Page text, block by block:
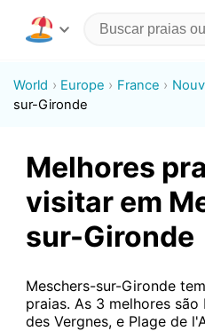
World Europe France
sur-Gironde
Melhores
visitar em
sur-Gironde
Meschers-sur-Gironde
praias. As 3 melhores são
des Vergnes, e Plage de